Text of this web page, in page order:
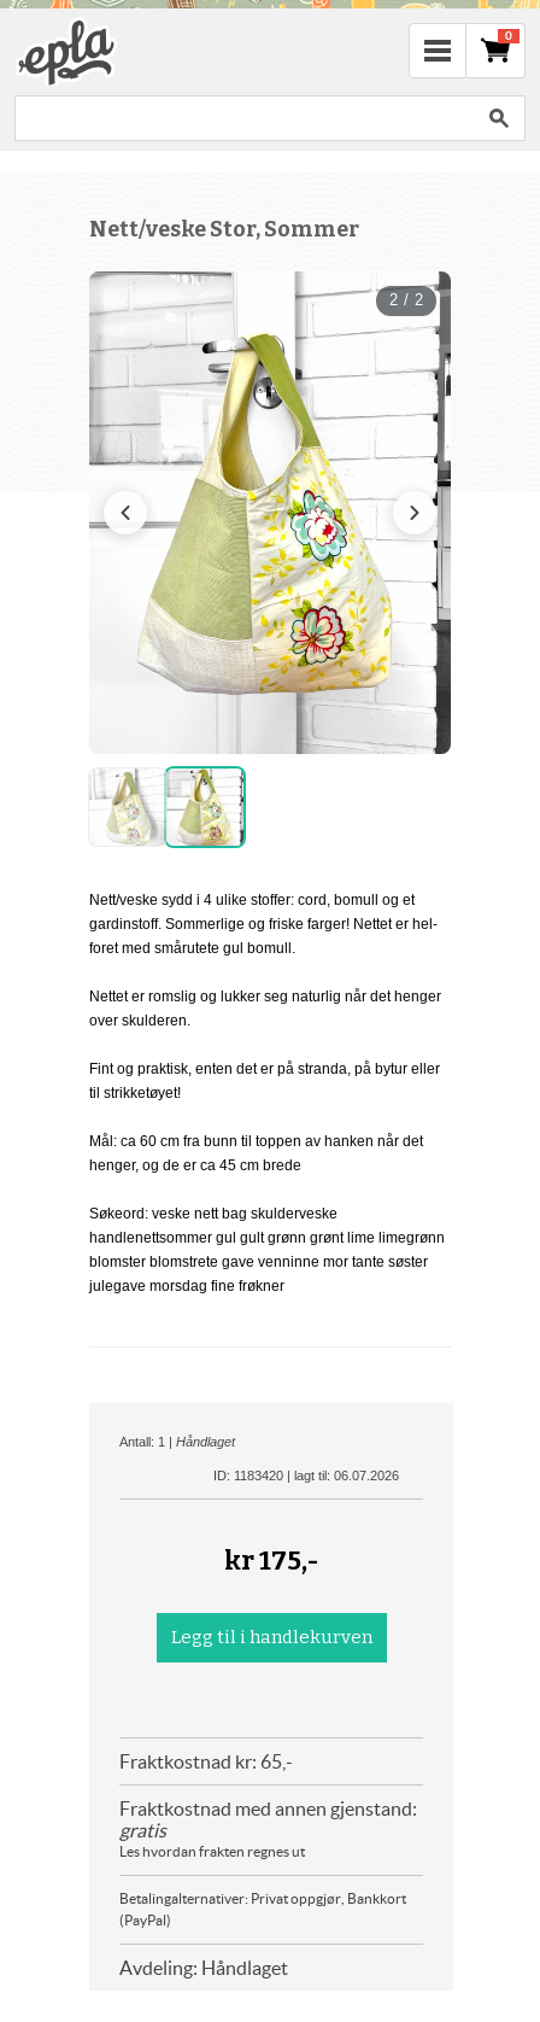
0
Nett/veske Stor, Sommer
2 / 2
Nett/veske sydd i 4 ulike stoffer: cord, bomull og et
gardinstoff. Sommerlige og friske farger! Nettet er hel-
foret med smårutete gul bomull.
Nettet er romslig og lukker seg naturlig når det henger
over skulderen.
Fint og praktisk, enten det er på stranda, på bytur eller
til strikketøyet!
Mål: ca 60 cm fra bunn til toppen av hanken når det
henger, og de er ca 45 cm brede
Søkeord: veske nett bag skulderveske
handlenettsommer gul gult grønn grønt lime limegrønn
blomster blomstrete gave venninne mor tante søster
julegave morsdag fine frøkner
Antall: 1 | Håndlaget
ID: 1183420 | lagt til: 06.07.2026
kr175,-
Fraktkostnad kr: 65,-
Fraktkostnad med annen gjenstand:
gratis
Les hvordan frakten regnes ut
Betalingalternativer: Privat oppgjør, Bankkort
(PayPal)
Avdeling: Håndlaget